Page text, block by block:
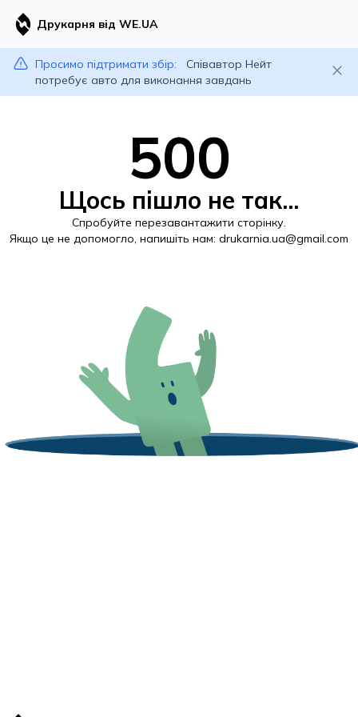
Друкарня від WE.UA
Просимо підтримати збір:
Співавтор Нейт
потребує авто для виконання завдань
500
Щось пішло не так...
Спробуйте перезавантажити сторінку.
Якщо це не допомогло, напишіть нам: drukarnia.ua@gmail.com